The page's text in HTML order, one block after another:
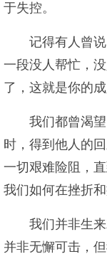
于失控。
记得有人曾
一段没人帮忙，
了，这就是你的
我们都曾渴
时，得到他人的
一切艰难险阻，
我们如何在挫折
我们并非生
并非无懈可击，